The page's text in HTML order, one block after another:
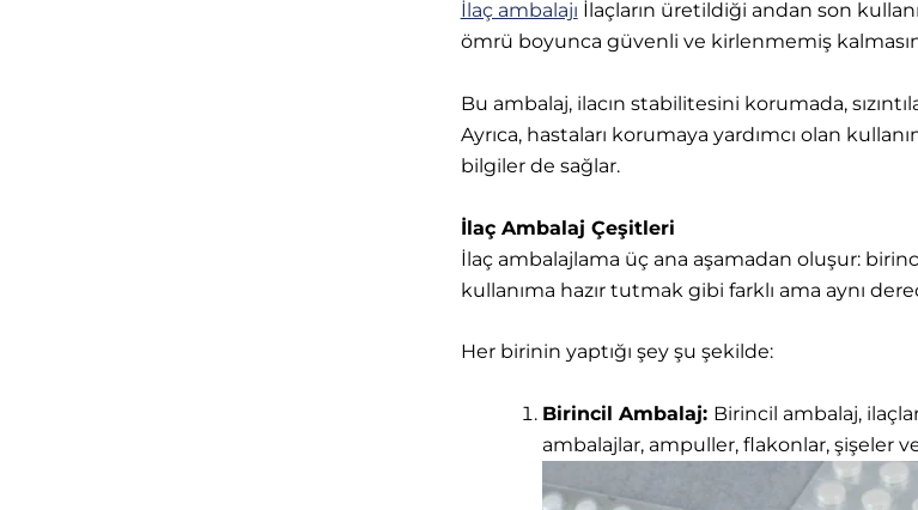
İlaç ambalajı İlaçların üretildiği andan son
ömrü boyunca güvenli ve kirlenmemiş
Bu ambalaj, ilacın stabilitesini korumada,
Ayrıca, hastaları korumaya yardımcı olan
bilgiler de sağlar.
İlaç Ambalaj Çeşitleri
İlaç ambalajlama üç ana aşamadan oluşur:
kullanıma hazır tutmak gibi farklı ama aynı
Her birinin yaptığı şey şu şekilde:
Birincil Ambalaj: Birincil ambalaj,
ambalajlar, ampuller, flakonlar, şişeler